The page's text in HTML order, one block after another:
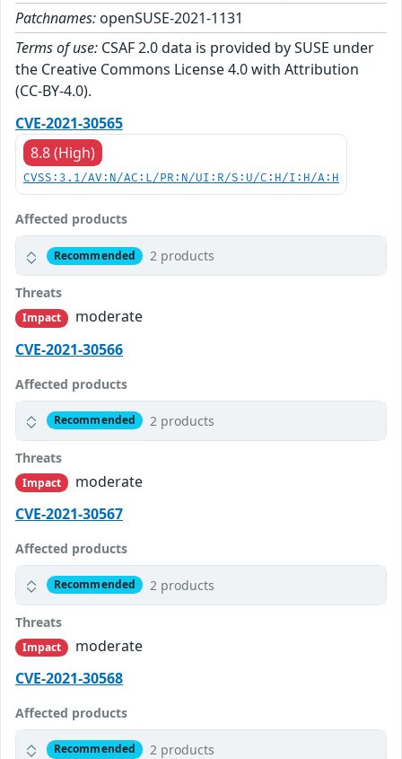
Patchnames: openSUSE-2021-1131
Terms of use: CSAF 2.0 data is provided by SUSE under
the Creative Commons License 4.0 with Attribution
(CC-BY-4.0).
CVE-2021-30565
8.8 (High)
CVSS:3.1/AV:N/AC:L/PR:N/UI:R/S:U/C:H/I:H/A:H
Affected products
Recommended 2 products
Threats
Impact
moderate
CVE-2021-30566
Affected products
Recommended 2 products
Threats
Impact
moderate
CVE-2021-30567
Affected products
Recommended 2 products
Threats
Impact
moderate
CVE-2021-30568
Affected products
Recommended 2 products